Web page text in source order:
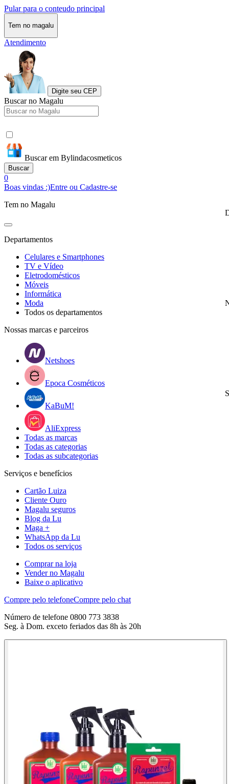
Pular para o conteudo principal
Tem no magalu
Atendimento
Digite seu CEP
Buscar no Magalu
Buscar em Bylindacosmeticos
Buscar
0
Boas vindas :)Entre ou Cadastre-se
Tem no Magalu
Departamentos
Celulares e Smartphones
TV e Vídeo
Eletrodomésticos
Móveis
Informática
Moda
Todos os departamentos
Nossas marcas e parceiros
Netshoes
Epoca Cosméticos
KaBuM!
AliExpress
Todas as marcas
Todas as categorias
Todas as subcategorias
Serviços e benefícios
Cartão Luiza
Cliente Ouro
Magalu seguros
Blog da Lu
Maga +
WhatsApp da Lu
Todos os serviços
Comprar na loja
Vender no Magalu
Baixe o aplicativo
Compre pelo telefoneCompre pelo chat
Número de telefone 0800 773 3838
Seg. à Dom. exceto feriados das 8h às 20h